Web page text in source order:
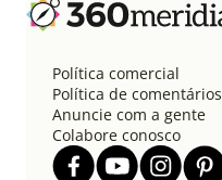
Política comercial
Política de
Anuncie com a gente
Colabore conosco